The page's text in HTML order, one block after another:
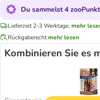
Du sammelst 4
Lieferzeit 2-3 Werktage. mehr
Rückgaberechtmehr lesen
Kombinieren Sie es